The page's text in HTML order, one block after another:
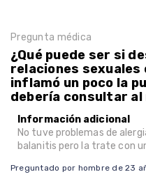
Pregunta médica
¿Qué puede ser si
relaciones
inflamó un poco la
debería consultar al
Información adicional
No tuve problemas de
balanitis pero la trate con
Preguntado por hombre de 23